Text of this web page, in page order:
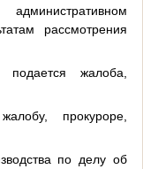
рассмотрения
жалоба,
прокуроре,
по делу об